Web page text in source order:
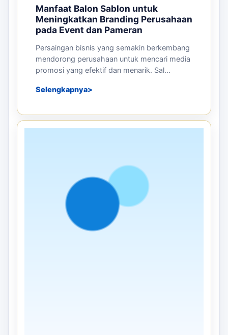
Manfaat Balon Sablon untuk
Meningkatkan Branding Perusahaan
pada Event dan Pameran
Persaingan bisnis yang semakin berkembang
mendorong perusahaan untuk mencari media
promosi yang efektif dan menarik. Sal...
Selengkapnya